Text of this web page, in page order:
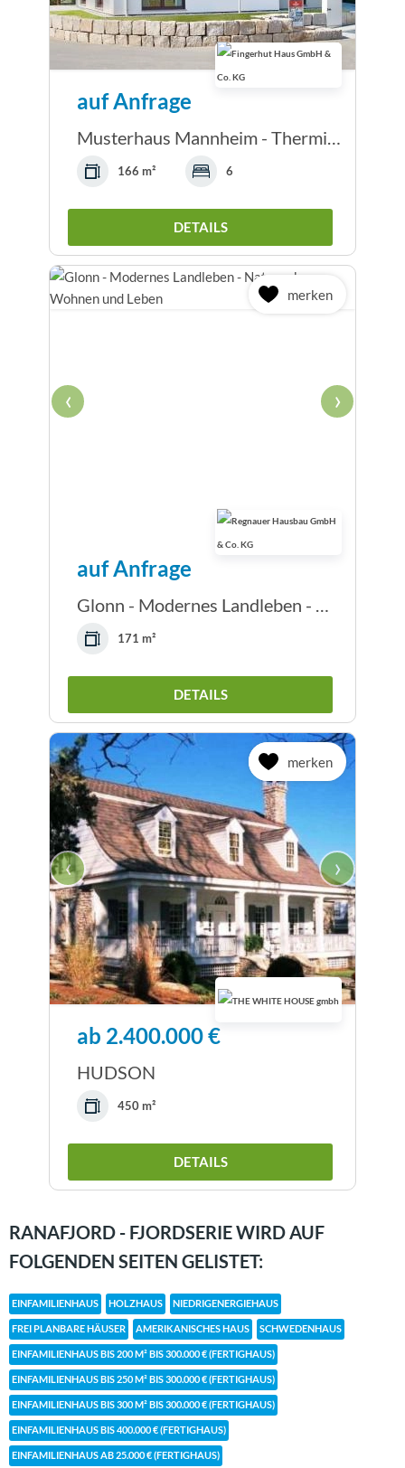
auf Anfrage
Musterhaus Mannheim - Thermische Gebäudehülle...
166 m² 6
DETAILS
merken
‹ ›
auf Anfrage
Glonn - Modernes Landleben - Naturnahes Wohnen...
171 m²
DETAILS
merken
‹ ›
ab 2.400.000 €
HUDSON
450 m²
DETAILS
RANAFJORD - FJORDSERIE WIRD AUF
FOLGENDEN SEITEN GELISTET:
EINFAMILIENHAUS HOLZHAUS NIEDRIGENERGIEHAUS
FREI PLANBARE HÄUSER AMERIKANISCHES HAUS SCHWEDENHAUS
EINFAMILIENHAUS BIS 200 M² BIS 300.000 € (FERTIGHAUS)
EINFAMILIENHAUS BIS 250 M² BIS 300.000 € (FERTIGHAUS)
EINFAMILIENHAUS BIS 300 M² BIS 300.000 € (FERTIGHAUS)
EINFAMILIENHAUS BIS 400.000 € (FERTIGHAUS)
EINFAMILIENHAUS AB 25.000 € (FERTIGHAUS)